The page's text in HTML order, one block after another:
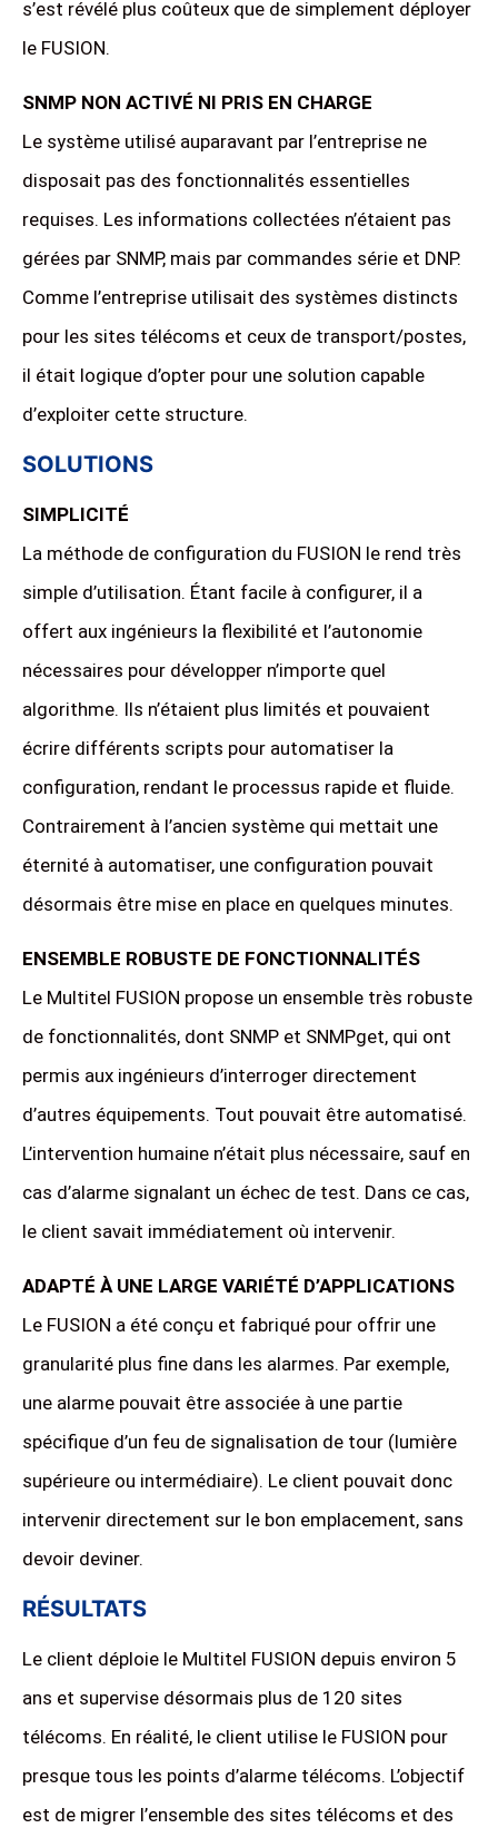
s’est révélé plus coûteux que de simplement déployer
le FUSION.
SNMP NON ACTIVÉ NI PRIS EN CHARGE
Le système utilisé auparavant par l’entreprise ne
disposait pas des fonctionnalités essentielles
requises. Les informations collectées n’étaient pas
gérées par SNMP, mais par commandes série et DNP.
Comme l’entreprise utilisait des systèmes distincts
pour les sites télécoms et ceux de transport/postes,
il était logique d’opter pour une solution capable
d’exploiter cette structure.
SOLUTIONS
SIMPLICITÉ
La méthode de configuration du FUSION le rend très
simple d’utilisation. Étant facile à configurer, il a
offert aux ingénieurs la flexibilité et l’autonomie
nécessaires pour développer n’importe quel
algorithme. Ils n’étaient plus limités et pouvaient
écrire différents scripts pour automatiser la
configuration, rendant le processus rapide et fluide.
Contrairement à l’ancien système qui mettait une
éternité à automatiser, une configuration pouvait
désormais être mise en place en quelques minutes.
ENSEMBLE ROBUSTE DE FONCTIONNALITÉS
Le Multitel FUSION propose un ensemble très robuste
de fonctionnalités, dont SNMP et SNMPget, qui ont
permis aux ingénieurs d’interroger directement
d’autres équipements. Tout pouvait être automatisé.
L’intervention humaine n’était plus nécessaire, sauf en
cas d’alarme signalant un échec de test. Dans ce cas,
le client savait immédiatement où intervenir.
ADAPTÉ À UNE LARGE VARIÉTÉ D’APPLICATIONS
Le FUSION a été conçu et fabriqué pour offrir une
granularité plus fine dans les alarmes. Par exemple,
une alarme pouvait être associée à une partie
spécifique d’un feu de signalisation de tour (lumière
supérieure ou intermédiaire). Le client pouvait donc
intervenir directement sur le bon emplacement, sans
devoir deviner.
RÉSULTATS
Le client déploie le Multitel FUSION depuis environ 5
ans et supervise désormais plus de 120 sites
télécoms. En réalité, le client utilise le FUSION pour
presque tous les points d’alarme télécoms. L’objectif
est de migrer l’ensemble des sites télécoms et des